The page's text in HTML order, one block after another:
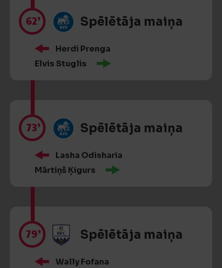
62’ Spēlētāja maiņa
Herdi Prenga
Elvis Stuglis
73’ Spēlētāja maiņa
Lasha Odisharia
Mārtiņš Ķigurs
79’ Spēlētāja maiņa
Wally Fofana